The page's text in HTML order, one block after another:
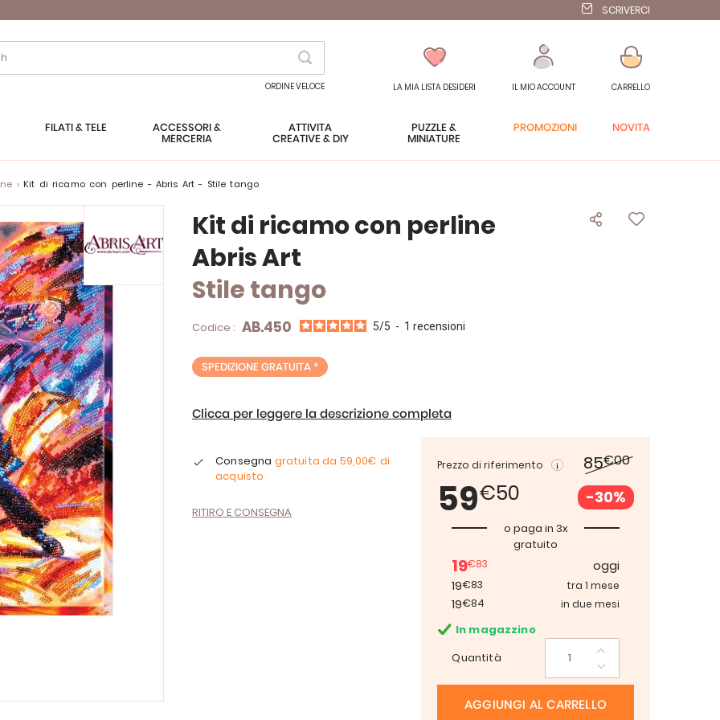
SCRIVERCI
Search
ORDINE VELOCE LA MIA LISTA DESIDERI IL MIO ACCOUNT CARRELLO
FILATI & TELE
ACCESSORI &
MERCERIA
ATTIVITÀ
CREATIVE & DIY
PUZZLE &
MINIATURE
PROMOZIONI NOVITÀ
Kit di ricamo con perline - Abris Art - Stile tango
Kit di ricamo con perline
Abris Art
Stile tango
Codice : AB.450 5/5 - 1 recensioni
SPEDIZIONE GRATUITA *
Clicca per leggere la descrizione completa
Prezzo di riferimento 85€00
59€50 -30%
o paga in 3x
gratuito
19€83
oggi
19€83 tra 1 mese
19€84 in due mesi
In magazzino
Quantità
AGGIUNGI AL CARRELLO
Consegna gratuita da 59,00€ di
acquisto
RITIRO E CONSEGNA